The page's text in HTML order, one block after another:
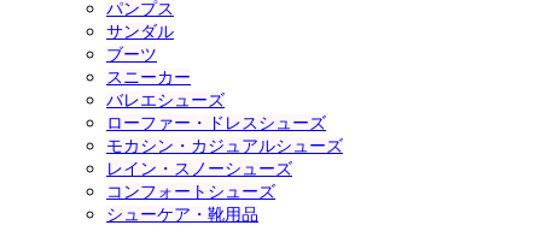
パンプス
サンダル
ブーツ
スニーカー
バレエシューズ
ローファー・ドレスシューズ
モカシン・カジュアルシューズ
レイン・スノーシューズ
コンフォートシューズ
シューケア・靴用品